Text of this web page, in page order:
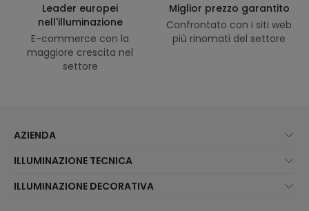
Leader europei
nell'illuminazione
E-commerce con la
maggiore crescita nel
settore
Miglior prezzo garantito
Confrontato con i siti web
più rinomati del settore
AZIENDA
Assistenza Clienti
Metodi di spedizione
ILLUMINAZIONE TECNICA
I migliori brand
ILLUMINAZIONE DECORATIVA